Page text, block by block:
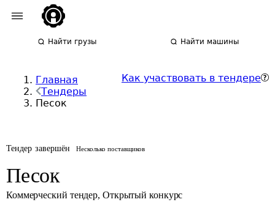
Найти грузы Найти машины
Главная
Тендеры
Песок
Как участвовать в тендере
Тендер завершён Несколько поставщиков
Песок
Коммерческий тендер, Открытый конкурс